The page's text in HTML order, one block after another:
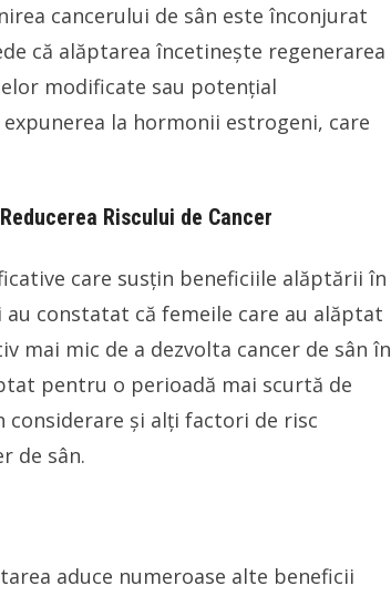
cancerului de sân este înconjurat
că alăptarea încetinește regenerarea
modificate sau potențial
la hormonii estrogeni, care
Riscului de Cancer
care susțin beneficiile alăptării în
au constatat că femeile care au alăptat
mai mic de a dezvolta cancer de sân în
pentru o perioadă mai scurtă de
și alți factori de risc
de sân.
aduce numeroase alte beneficii